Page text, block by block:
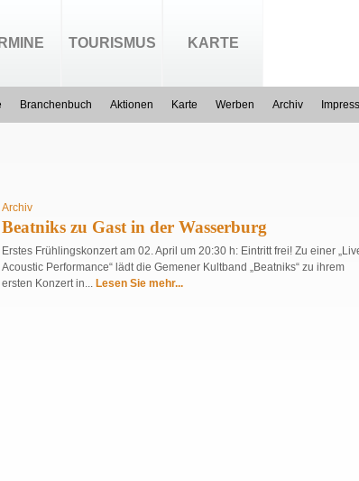
TOURISMUS KARTE
Branchenbuch Aktionen Karte Werben Archiv
Archiv
Beatniks zu Gast in der Wasserburg
Erstes Frühlingskonzert am 02. April um 20:30 h: Eintritt frei! Zu einer
Acoustic Performance“ lädt die Gemener Kultband „Beatniks“ zu ihrem
ersten Konzert in... Lesen Sie mehr...